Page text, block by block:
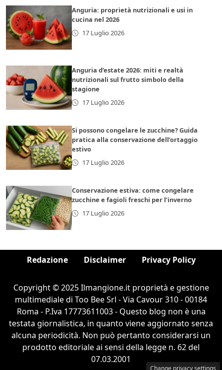
Anguria: proprietà nutrizionali e usi in
cucina nel 2026
17 Luglio 2026
Anguria d’estate 2026: miti e realtà
nutrizionali sul frutto simbolo della
stagione
17 Luglio 2026
Si possono congelare le zucchine? Guida
pratica alla conservazione dell’ortaggio
estivo
17 Luglio 2026
Conservazione estiva: come congelare
zucchine e fagioli freschi per l’inverno
17 Luglio 2026
Redazione Disclaimer Privacy Policy
Copyright © 2025 Ilmangione.it proprietà e gestione
multimediale di Too Bee Srl - Via Cavour 310 - 00184
Roma - P.Iva 17773611003 - Questo blog non è una
testata giornalistica, in quanto viene aggiornato senza
alcuna periodicità. Non può pertanto considerarsi un
prodotto editoriale ai sensi della legge n. 62 del
07.03.2001
Change privacy settings